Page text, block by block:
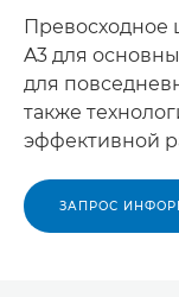
Превосходное
A3 для
для
также
эффективной
ЗАПРОС